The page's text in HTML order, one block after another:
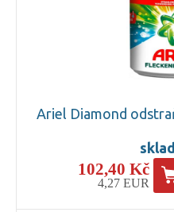
Ariel Diamond
102,40 Kč
4,27 EUR